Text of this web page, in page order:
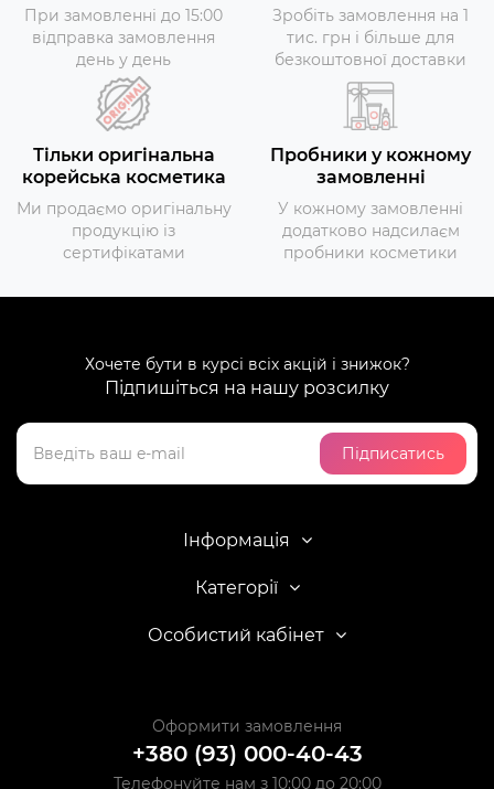
При замовленні до 15:00
відправка замовлення
день у день
Зробіть замовлення на 1
тис. грн і більше для
безкоштовної доставки
Тільки оригінальна
корейська косметика
Ми продаємо оригінальну
продукцію із
сертифікатами
Пробники у кожному
замовленні
У кожному замовленні
додатково надсилаєм
пробники косметики
Хочете бути в курсі всіх акцій і знижок?
Підпишіться на нашу розсилку
Підписатись
Інформація
Категорії
Особистий кабінет
Оформити замовлення
+380 (93) 000-40-43
Телефонуйте нам з 10:00 до 20:00